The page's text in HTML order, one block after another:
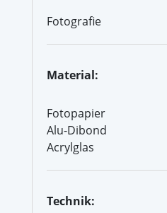
Fotografie
Material:
Fotopapier
Alu-Dibond
Acrylglas
Technik: